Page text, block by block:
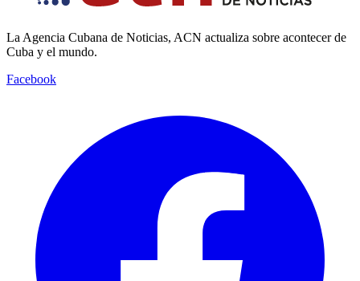
La Agencia Cubana de Noticias, ACN actualiza sobre acontecer de
Cuba y el mundo.
Facebook